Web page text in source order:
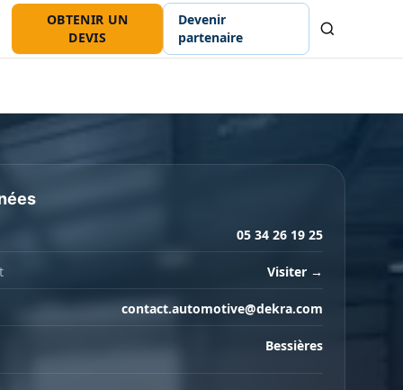
OBTENIR UN
DEVIS
Devenir
partenaire
05 34 26 19 25
Visiter →
contact.automotive@dekra.com
Bessières